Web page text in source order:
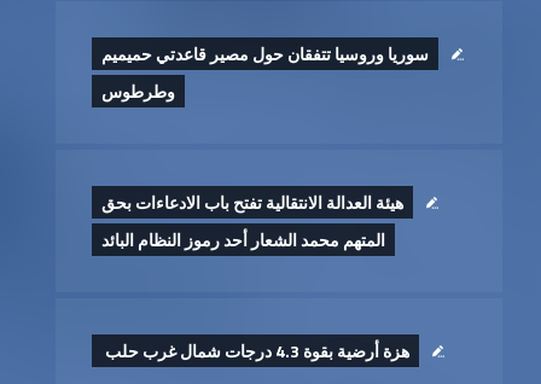
سوريا وروسيا تتفقان حول مصير قاعدتي حميميم
وطرطوس
هيئة العدالة الانتقالية تفتح باب الادعاءات بحق
المتهم محمد الشعار أحد رموز النظام البائد
هزة أرضية بقوة 4.3 درجات شمال غرب حلب ‏